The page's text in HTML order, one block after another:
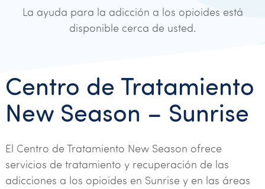
La ayuda para la adicción a los opioides está
disponible cerca de usted.
Centro de Tratamiento
New Season – Sunrise
El Centro de Tratamiento New Season ofrece
servicios de tratamiento y recuperación de las
adicciones a los opioides en Sunrise y en las áreas